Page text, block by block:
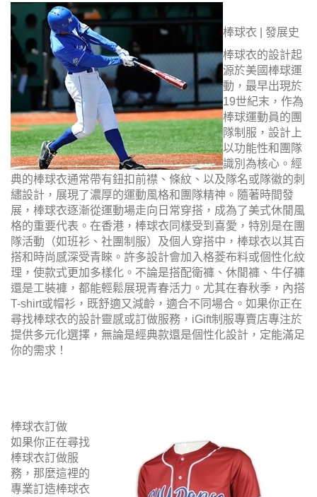
棒球衣 | 發展史
棒球衣的設計起
源於美國棒球運
動，最早出現於
19世紀末，作為
棒球運動員的團
隊制服，設計上
以功能性和團隊
識別為核心。經
典的棒球衣通常帶有鈕扣前襟、條紋、以及隊名或隊徽的刺
繡設計，展現了濃厚的運動風格和團隊精神。隨著時間發
展，棒球衣逐漸從運動場走向日常穿搭，成為了美式休閒風
格的重要代表。在香港，棒球衣同樣受到喜愛，特別是在團
隊活動（如班衫、社團制服）及個人穿搭中，棒球衣以其百
搭和時尚感深受青睞。許多設計會加入格菱布料或個性化紋
理，使款式更加多樣化。不論是搭配衛褲、休閒褲、牛仔褲
還是工裝褲，都能輕鬆展現青春活力。尤其在春秋季，內搭
T-shirt或帽衫，既舒適又減齡，適合不同場合。如果你正在
尋找棒球衣的設計靈感或訂做服務，iGift制服專賣店專注於
提供多元化選擇，無論是經典款還是個性化設計，定能滿足
你的需求！
棒球衣訂做
如果你正在尋找
棒球衣訂做服
務，那麼這裡的
專業訂造棒球衣